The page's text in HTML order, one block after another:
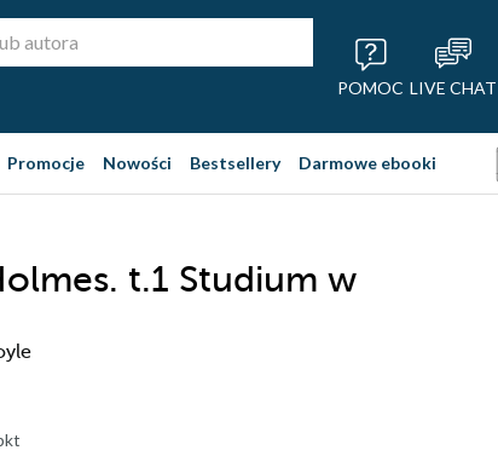
POMOC LIVE CHAT
Promocje Nowości Bestsellery Darmowe ebooki
t.1 Studium w